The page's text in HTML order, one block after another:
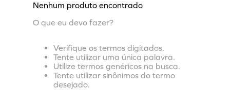
Nenhum produto encontrado
O que eu devo fazer?
Verifique os termos digitados.
Tente utilizar uma única palavra.
Utilize termos genéricos na busca.
Tente utilizar sinônimos do termo
desejado.